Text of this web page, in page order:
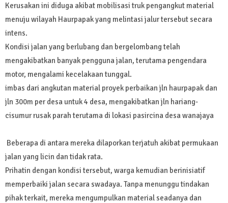
Kerusakan ini diduga akibat mobilisasi truk pengangkut material
menuju wilayah Haurpapak yang melintasi jalur tersebut secara
intens.
Kondisi jalan yang berlubang dan bergelombang telah
mengakibatkan banyak pengguna jalan, terutama pengendara
motor, mengalami kecelakaan tunggal.
imbas dari angkutan material proyek perbaikan jln haurpapak dan
jln 300m per desa untuk 4 desa, mengakibatkan jln hariang-
cisumur rusak parah terutama di lokasi pasircina desa wanajaya
Beberapa di antara mereka dilaporkan terjatuh akibat permukaan
jalan yang licin dan tidak rata.
Prihatin dengan kondisi tersebut, warga kemudian berinisiatif
memperbaiki jalan secara swadaya. Tanpa menunggu tindakan
pihak terkait, mereka mengumpulkan material seadanya dan